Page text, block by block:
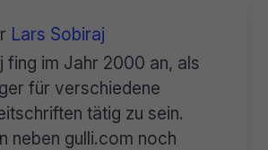
Lars Sobiraj
fing im Jahr 2000 an, als
für verschiedene
tätig zu sein.
neben gulli.com noch